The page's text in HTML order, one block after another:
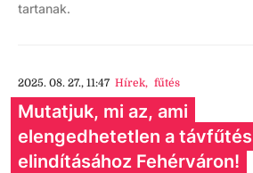
tartanak.
2025. 08. 27., 11:47 Hírek, fűtés
Mutatjuk, mi az, ami
elengedhetetlen a távfűtés
elindításához Fehérváron!